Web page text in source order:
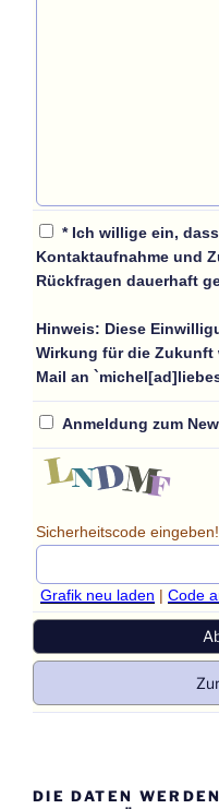
* Ich willige ein,
Kontaktaufnahme und
Rückfragen dauerhaft
Hinweis: Diese
Wirkung für die Zukunft
Mail an
Anmeldung zum
Sicherheitscode eingeben!
Grafik neu laden Code
DIE DATEN